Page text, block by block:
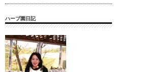
ハーブ園日記